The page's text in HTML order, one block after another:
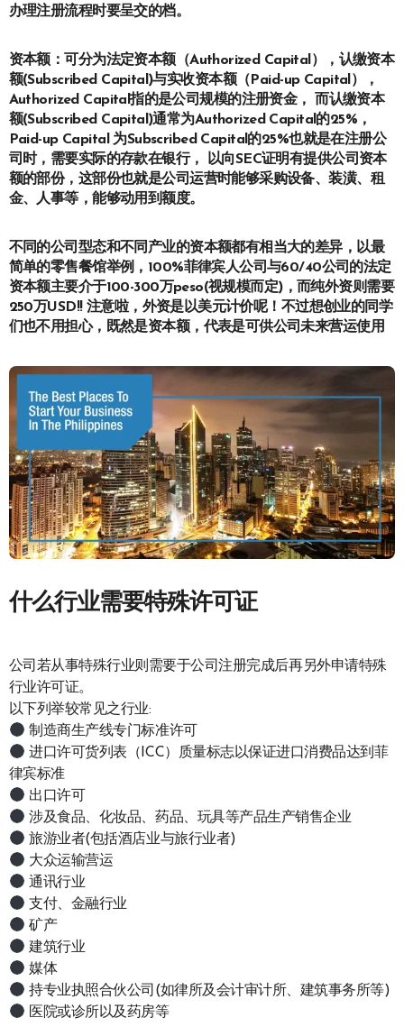
办理注册流程时要呈交的档。
资本额：可分为法定资本额（Authorized Capital），认缴资本
额(Subscribed Capital)与实收资本额（Paid-up Capital），
Authorized Capital指的是公司规模的注册资金， 而认缴资本
额(Subscribed Capital)通常为Authorized Capital的25%，
Paid-up Capital 为Subscribed Capital的25%也就是在注册公
司时，需要实际的存款在银行， 以向SEC证明有提供公司资本
额的部份，这部份也就是公司运营时能够采购设备、装潢、租
金、人事等，能够动用到额度。
不同的公司型态和不同产业的资本额都有相当大的差异，以最
简单的零售餐馆举例，100%菲律宾人公司与60/40公司的法定
资本额主要介于100-300万peso(视规模而定)，而纯外资则需要
250万USD!! 注意啦，外资是以美元计价呢！不过想创业的同学
们也不用担心，既然是资本额，代表是可供公司未来营运使用
什么行业需要特殊许可证
公司若从事特殊行业则需要于公司注册完成后再另外申请特殊
行业许可证。
以下列举较常见之行业:
制造商生产线专门标准许可
进口许可货列表（ICC）质量标志以保证进口消费品达到菲
律宾标准
出口许可
涉及食品、化妆品、药品、玩具等产品生产销售企业
旅游业者(包括酒店业与旅行业者)
大众运输营运
通讯行业
支付、金融行业
矿产
建筑行业
媒体
持专业执照合伙公司(如律所及会计审计所、建筑事务所等)
医院或诊所以及药房等